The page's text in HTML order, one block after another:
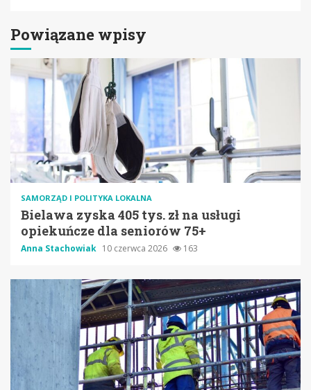
Powiązane wpisy
SAMORZĄD I POLITYKA LOKALNA
Bielawa zyska 405 tys. zł na usługi
opiekuńcze dla seniorów 75+
Anna Stachowiak 10 czerwca 2026 163